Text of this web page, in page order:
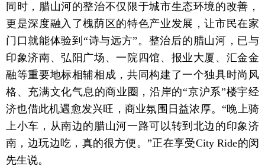
同时，腊山河的整治不仅限于城市生态环境的改善，
更是深度融入了槐荫区的特色产业发展，让市民在家
门口就能体验到“诗与远方”。整治后的腊山河，已与
印象济南、弘阳广场、一院四馆、报业大厦、汇金金
融等重要地标相辅相成，共同构建了一个独具时尚风
格、充满文化气息的商业圈，沿岸的“京沪系”楼宇经
济也借此机遇愈发兴旺，商业氛围日益浓厚。“晚上骑
上小车，从南边的腊山河一路可以转到北边的印象济
南，边玩边吃，真的很方便。”正在享受City Ride的闵
先生说。